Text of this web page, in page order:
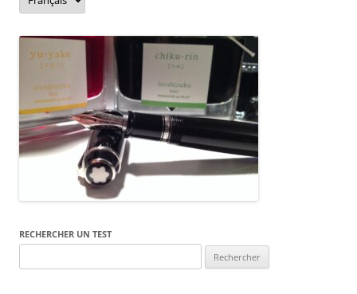
RECHERCHER UN TEST